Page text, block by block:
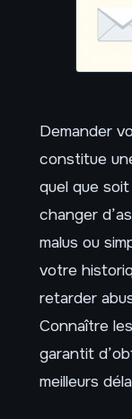
Demander
constitue
quel que
changer
malus ou
votre
retarder
Connaître
garantit
meilleurs